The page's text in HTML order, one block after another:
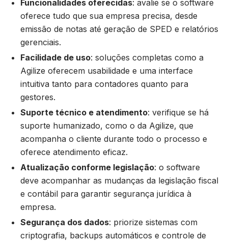
Funcionalidades oferecidas: avalie se o software
oferece tudo que sua empresa precisa, desde
emissão de notas até geração de SPED e relatórios
gerenciais.
Facilidade de uso: soluções completas como a
Agilize oferecem usabilidade e uma interface
intuitiva tanto para contadores quanto para
gestores.
Suporte técnico e atendimento: verifique se há
suporte humanizado, como o da Agilize, que
acompanha o cliente durante todo o processo e
oferece atendimento eficaz.
Atualização conforme legislação: o software
deve acompanhar as mudanças da legislação fiscal
e contábil para garantir segurança jurídica à
empresa.
Segurança dos dados: priorize sistemas com
criptografia, backups automáticos e controle de